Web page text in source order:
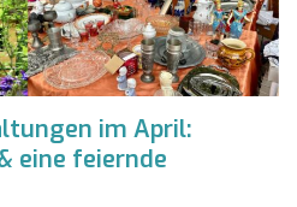
im April:
eine feiernde